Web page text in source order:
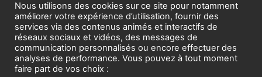
Contactez-nous
À propos
DÉCOUVREZ NEXTMED
Nous utilisons des cookies sur ce site pour notamment
améliorer votre expérience d’utilisation, fournir des
services via des contenus animés et interactifs de
réseaux sociaux et vidéos, des messages de
communication personnalisés ou encore effectuer des
analyses de performance. Vous pouvez à tout moment
faire part de vos choix :